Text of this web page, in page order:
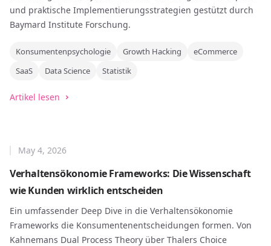
und praktische Implementierungsstrategien gestützt durch
Baymard Institute Forschung.
Konsumentenpsychologie Growth Hacking
eCommerce
SaaS
Data Science Statistik
Artikel lesen
Verhaltensökonomie Frameworks: Die Wissenschaft
wie Kunden wirklich entscheiden
May 4, 2026
Ein umfassender Deep Dive in die Verhaltensökonomie
Frameworks die Konsumentenentscheidungen formen. Von
Kahnemans Dual Process Theory über Thalers Choice